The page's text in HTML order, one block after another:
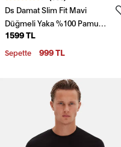
Ds Damat Slim Fit Mavi
Düğmeli Yaka %100 Pamuk
Yazlık Flamlı Keten
Görünümlü Gömlek
1599 TL
Sepette 999 TL